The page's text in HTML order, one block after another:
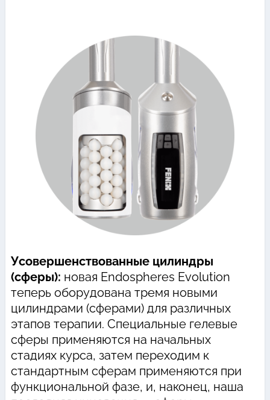
Усовершенствованные цилиндры
(сферы): новая Endospheres Evolution
теперь оборудована тремя новыми
цилиндрами (сферами) для различных
этапов терапии. Специальные гелевые
сферы применяются на начальных
стадиях курса, затем переходим к
стандартным сферам применяются при
функциональной фазе, и, наконец, наша